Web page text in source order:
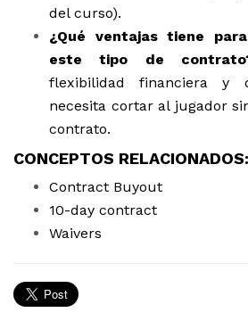
del curso).
¿Qué ventajas tiene
este tipo de
flexibilidad financiera
necesita cortar al jugador
contrato.
CONCEPTOS RELACIONADOS:
Contract Buyout
10-day contract
Waivers